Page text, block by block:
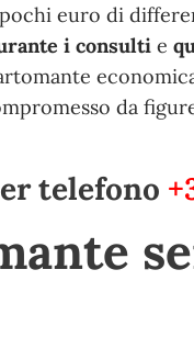
euro di
i consulti e
da
telefono